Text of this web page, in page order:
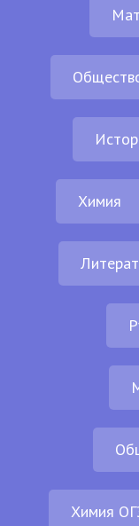
Химия
Химия